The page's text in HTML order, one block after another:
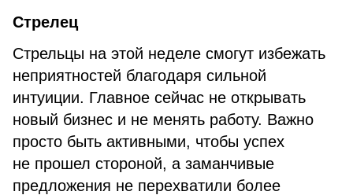
Стрелец
Стрельцы на этой неделе смогут избежать
неприятностей благодаря сильной
интуиции. Главное сейчас не открывать
новый бизнес и не менять работу. Важно
просто быть активными, чтобы успех
не прошел стороной, а заманчивые
предложения не перехватили более